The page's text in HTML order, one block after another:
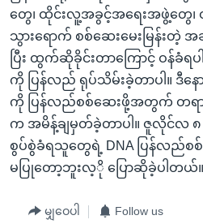
တွေ၊ ထိုင်းလူ့အခွင့်အရေးအဖွဲ့တွေ၊
သွားရောက် စစ်ဆေးမေးမြန်းတဲ့ အ
ပြီး ထွက်ဆိုခိုင်းတာကြောင့် ဝန်ခံ
ကို ပြန်လည် ရုပ်သိမ်းခဲ့တာပါ။ ဒီန
ကို ပြန်လည်စစ်ဆေးဖို့အတွက် တရာ
က အမိန့်ချမှတ်ခဲ့တာပါ။ ဇူလိုင်လ ၈
စွပ်စွဲခံရသူတွေရဲ့ DNA ပြန်လည်စ
မပြုတော့ဘူးလ့ို ပြောဆိုခဲ့ပါတယ်။
မျှဝေပါ Follow us